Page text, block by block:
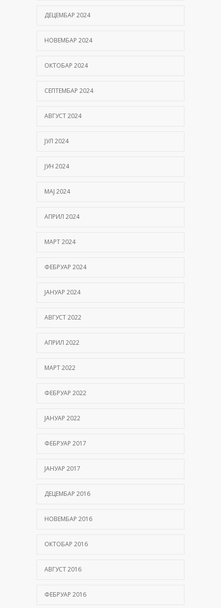
ДЕЦЕМБАР 2024
НОВЕМБАР 2024
ОКТОБАР 2024
СЕПТЕМБАР 2024
АВГУСТ 2024
ЈУЛ 2024
ЈУН 2024
МАЈ 2024
АПРИЛ 2024
МАРТ 2024
ФЕБРУАР 2024
ЈАНУАР 2024
АВГУСТ 2022
АПРИЛ 2022
МАРТ 2022
ФЕБРУАР 2022
ЈАНУАР 2022
ФЕБРУАР 2017
ЈАНУАР 2017
ДЕЦЕМБАР 2016
НОВЕМБАР 2016
ОКТОБАР 2016
АВГУСТ 2016
ФЕБРУАР 2016